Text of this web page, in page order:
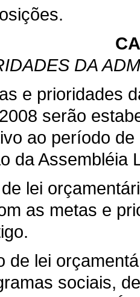
DA
e prioridades
serão
ao período
da Assembléia
lei
as metas e
de lei
sociais,